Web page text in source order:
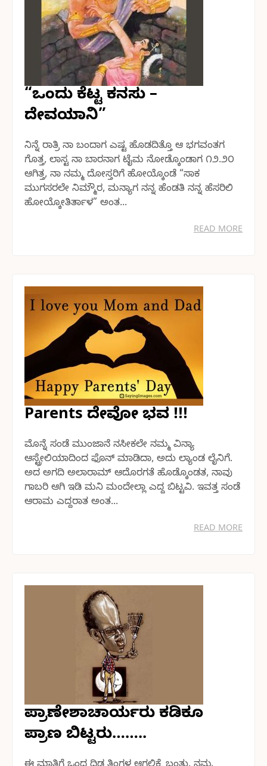
“ಒಂದು ಕೆಟ್ಟ ಕನಸು –
ದೇವಯಾನಿ”
ನಿನ್ನೆ ರಾತ್ರಿ ನಾ ಬಂದಾಗ ಎಷ್ಟ ಹೊಡದಿತ್ತೊ ಆ ಭಗವಂತಗ
ಗೊತ್ತ, ಲಾಸ್ಟ ನಾ ಬಾರನಾಗ ಟೈಮ ನೋಡ್ಕೊಂಡಾಗ ೧೨.೨೦
ಆಗಿತ್ತ, ನಾ ನಮ್ಮ ದೋಸ್ತರಿಗೆ ಹೋಯ್ಕೊಂಡೆ “ಸಾಕ
ಮುಗಸರಲೇ ನಿಮ್ಮೌರ, ಮನ್ಯಾಗ ನನ್ನ ಹೆಂಡತಿ ನನ್ನ ಹೆಸರಿಲಿ
ಹೋಯ್ಕೋತಿರ್ತಾಳ” ಅಂತ...
READ MORE
Parents ದೇವೋ ಭವ !!!
ಮೊನ್ನೆ ಸಂಡೆ ಮುಂಜಾನೆ ನಸೀಕಲೇ ನಮ್ಮ ವಿನ್ಯಾ
ಆಸ್ಟ್ರೇಲಿಯಾದಿಂದ ಫೊನ್ ಮಾಡಿದಾ, ಅದು ಲ್ಯಾಂಡ ಲೈನಿಗೆ.
ಅದ ಅಗದಿ ಅಲಾರಾಮ್ ಆದೊರಗತೆ ಹೊಡ್ಕೊಂಡತ, ನಾವು
ಗಾಬರಿ ಆಗಿ ಇಡಿ ಮನಿ ಮಂದೇಲ್ಲಾ ಎದ್ದ ಬಿಟ್ಟವಿ. ಇವತ್ತ ಸಂಡೆ
ಆರಾಮ ಎದ್ದರಾತ ಅಂತ...
READ MORE
ಪ್ರಾಣೇಶಾಚಾರ್ಯರು ಕಡಿಕೂ
ಪ್ರಾಣ ಬಿಟ್ಟರು……..